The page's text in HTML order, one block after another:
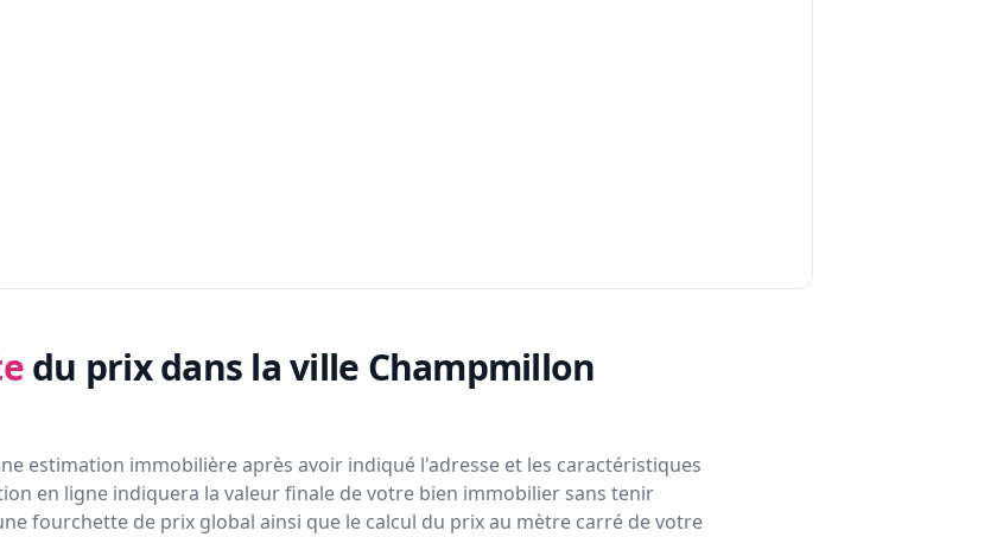
du prixdans la ville Champmillon
estimation immobilière après avoir indiqué l'adresse et les caractéristiques
en ligne indiquera la valeur finale de votre bien immobilier sans tenir
fourchette de prix global ainsi que le calcul du prix au mètre carré de votre